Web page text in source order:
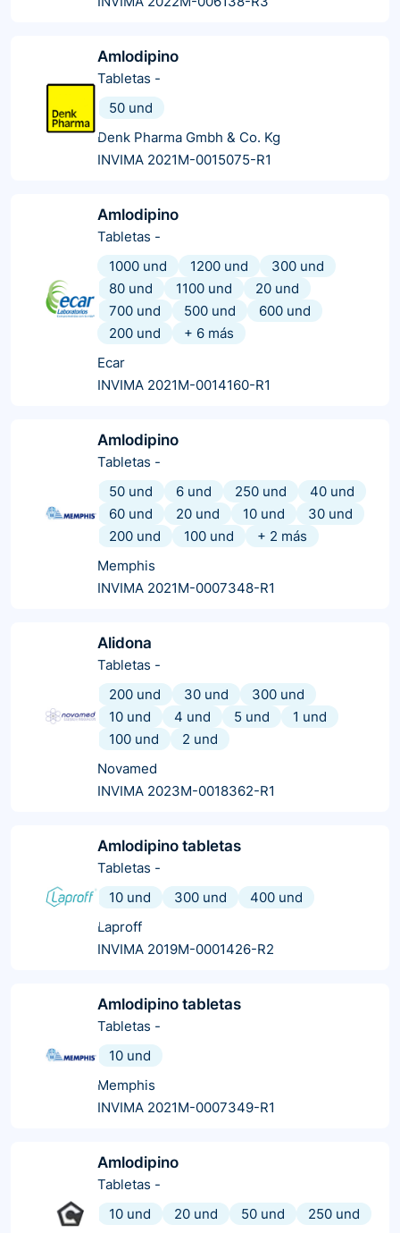
Amlodipino
Tabletas -
50 und
Denk Pharma Gmbh & Co. Kg
INVIMA 2021M-0015075-R1
Amlodipino
Tabletas -
1000 und
1200 und
300 und
80 und
1100 und
20 und
700 und
500 und
600 und
200 und
+ 6 más
Ecar
INVIMA 2021M-0014160-R1
Amlodipino
Tabletas -
50 und
6 und 250 und
40 und
60 und
20 und 10 und
30 und
200 und
100 und + 2 más
Memphis
INVIMA 2021M-0007348-R1
Alidona
Tabletas -
200 und
30 und
300 und
10 und
4 und 5 und
1 und
100 und
2 und
Novamed
INVIMA 2023M-0018362-R1
Amlodipino tabletas
Tabletas -
10 und
300 und
400 und
Laproff
INVIMA 2019M-0001426-R2
Amlodipino tabletas
Tabletas -
10 und
Memphis
INVIMA 2021M-0007349-R1
Amlodipino
Tabletas -
10 und
20 und 50 und
250 und